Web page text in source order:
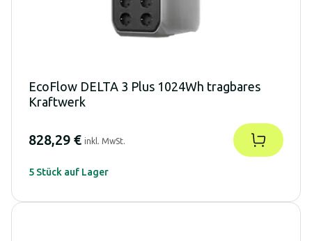
EcoFlow DELTA 3 Plus 1024Wh tragbares
Kraftwerk
828,29 € inkl. MwSt.
5 Stück auf Lager